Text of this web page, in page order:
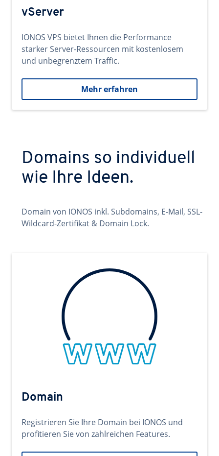
vServer
IONOS VPS bietet Ihnen die Performance
starker Server-Ressourcen mit kostenlosem
und unbegrenztem Traffic.
Mehr erfahren
Domains so individuell
wie Ihre Ideen.
Domain von IONOS inkl. Subdomains, E-Mail, SSL-
Wildcard-Zertifikat & Domain Lock.
Domain
Registrieren Sie Ihre Domain bei IONOS und
profitieren Sie von zahlreichen Features.